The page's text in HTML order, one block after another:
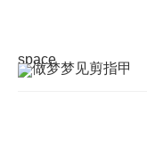
space